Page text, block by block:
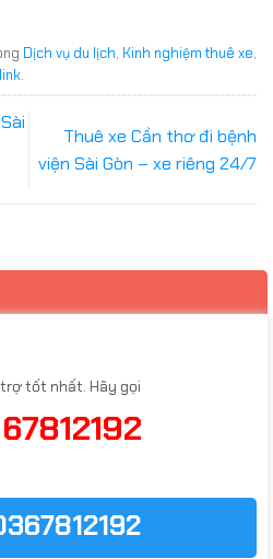
Dịch vụ du lịch, Kinh nghiệm thuê xe,
.
Thuê xe Cần thơ đi bệnh
viện Sài Gòn – xe riêng 24/7
tốt nhất. Hãy gọi